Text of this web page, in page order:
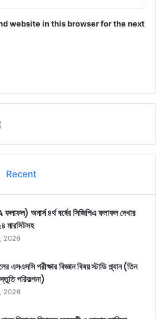
website in this browser for the next
Recent
অনার্স ৪র্থ বর্ষের সিজিপিএ ফলাফল দেখার
মারসিটসহ
2026
এসএসসি পরীক্ষার বিজ্ঞান বিষয় স্টাডি প্ল্যান (তিন
পরিকল্পনা)
2026